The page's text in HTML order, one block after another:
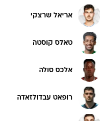
אריאל שרצקי
טאלס קוסטה
אלכס סולה
רופאט עבדולזאדה